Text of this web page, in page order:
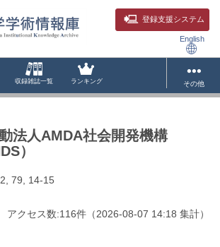
登録支援システム
English
収録雑誌一覧 ランキング その他
法人AMDA社会開発機構
）
79, 14-15
アクセス数:116件 （2026-08-07 14:18 集計）